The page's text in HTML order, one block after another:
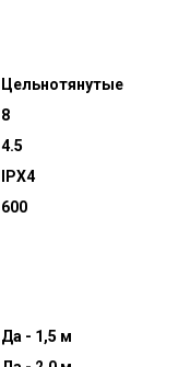
Цельнотянутые
8
4.5
IPX4
600
Да - 1,5 м